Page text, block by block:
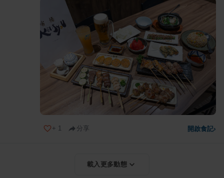
+ 1 分享 開啟食記›
載入更多動態